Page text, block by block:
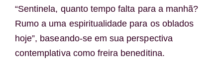
“Sentinela, quanto tempo falta para a manhã?
Rumo a uma espiritualidade para os oblados
hoje”, baseando-se em sua perspectiva
contemplativa como freira beneditina.